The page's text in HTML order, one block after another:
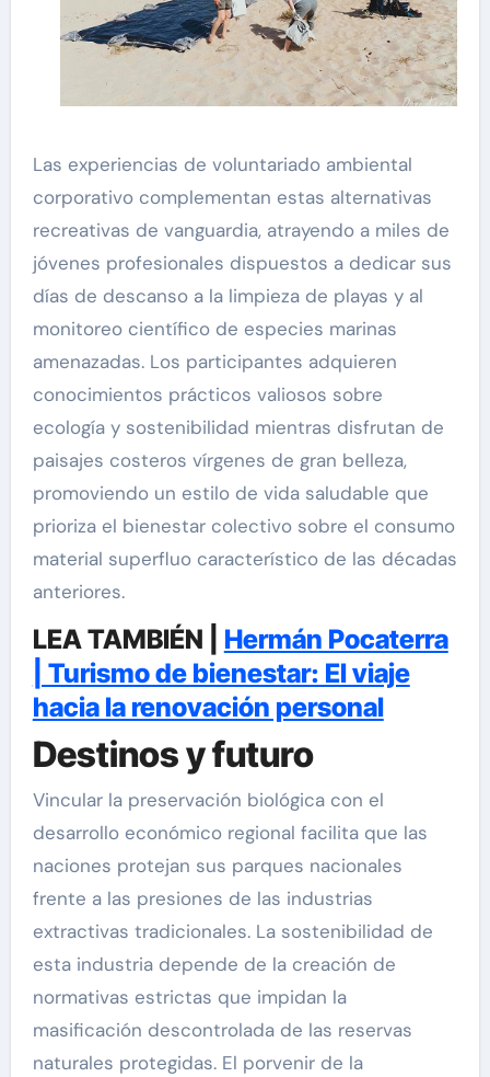
Las experiencias de voluntariado ambiental
corporativo complementan estas alternativas
recreativas de vanguardia, atrayendo a miles de
jóvenes profesionales dispuestos a dedicar sus
días de descanso a la limpieza de playas y al
monitoreo científico de especies marinas
amenazadas. Los participantes adquieren
conocimientos prácticos valiosos sobre
ecología y sostenibilidad mientras disfrutan de
paisajes costeros vírgenes de gran belleza,
promoviendo un estilo de vida saludable que
prioriza el bienestar colectivo sobre el consumo
material superfluo característico de las décadas
anteriores.
LEA TAMBIÉN | Hermán Pocaterra
| Turismo de bienestar: El viaje
hacia la renovación personal
Destinos y futuro
Vincular la preservación biológica con el
desarrollo económico regional facilita que las
naciones protejan sus parques nacionales
frente a las presiones de las industrias
extractivas tradicionales. La sostenibilidad de
esta industria depende de la creación de
normativas estrictas que impidan la
masificación descontrolada de las reservas
naturales protegidas. El porvenir de la